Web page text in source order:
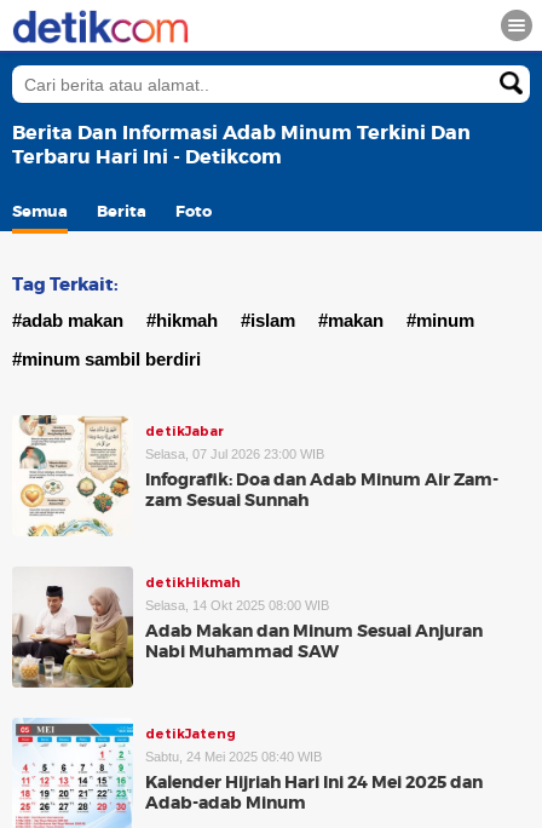
Berita Dan Informasi Adab Minum Terkini Dan
Terbaru Hari Ini - Detikcom
Semua Berita Foto
Tag Terkait:
#adab makan #hikmah #islam #makan
#minum
#minum sambil berdiri
detikJabar
Selasa, 07 Jul 2026 23:00 WIB
Infografik: Doa dan Adab Minum Air Zam-
zam Sesuai Sunnah
detikHikmah
Selasa, 14 Okt 2025 08:00 WIB
Adab Makan dan Minum Sesuai Anjuran
Nabi Muhammad SAW
detikJateng
Sabtu, 24 Mei 2025 08:40 WIB
Kalender Hijriah Hari Ini 24 Mei 2025 dan
Adab-adab Minum